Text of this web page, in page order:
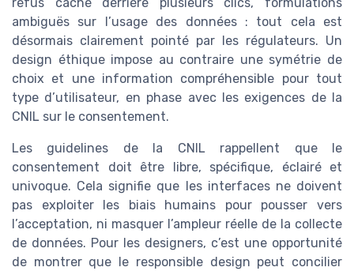
ambiguës sur l’usage des données : tout cela est
désormais clairement pointé par les régulateurs. Un
design éthique impose au contraire une symétrie de
choix et une information compréhensible pour tout
type d’utilisateur, en phase avec les exigences de la
CNIL sur le consentement.
Les guidelines de la CNIL rappellent que le
consentement doit être libre, spécifique, éclairé et
univoque. Cela signifie que les interfaces ne doivent
pas exploiter les biais humains pour pousser vers
l’acceptation, ni masquer l’ampleur réelle de la collecte
de données. Pour les designers, c’est une opportunité
de montrer que le responsible design peut concilier